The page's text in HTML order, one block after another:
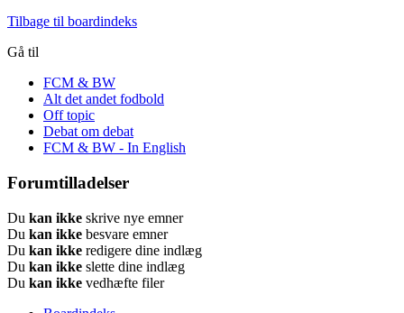
Tilbage til boardindeks
Gå til
FCM & BW
Alt det andet fodbold
Off topic
Debat om debat
FCM & BW - In English
Forumtilladelser
Du kan ikke skrive nye emner
Du kan ikke besvare emner
Du kan ikke redigere dine indlæg
Du kan ikke slette dine indlæg
Du kan ikke vedhæfte filer